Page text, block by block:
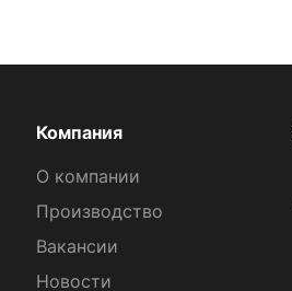
Компания
О компании
Производство
Вакансии
Новости